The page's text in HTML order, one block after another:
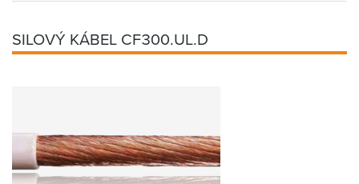
Kontakty
Priemyselný park HENNLICH
Partner Zone
SILOVÝ KÁBEL CF300.UL.D